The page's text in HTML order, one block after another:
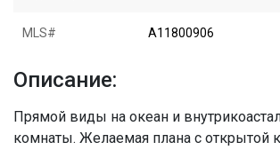
MLS# A11800906
Описание:
Прямой виды на океан и
комнаты. Желаемая плана с открытой